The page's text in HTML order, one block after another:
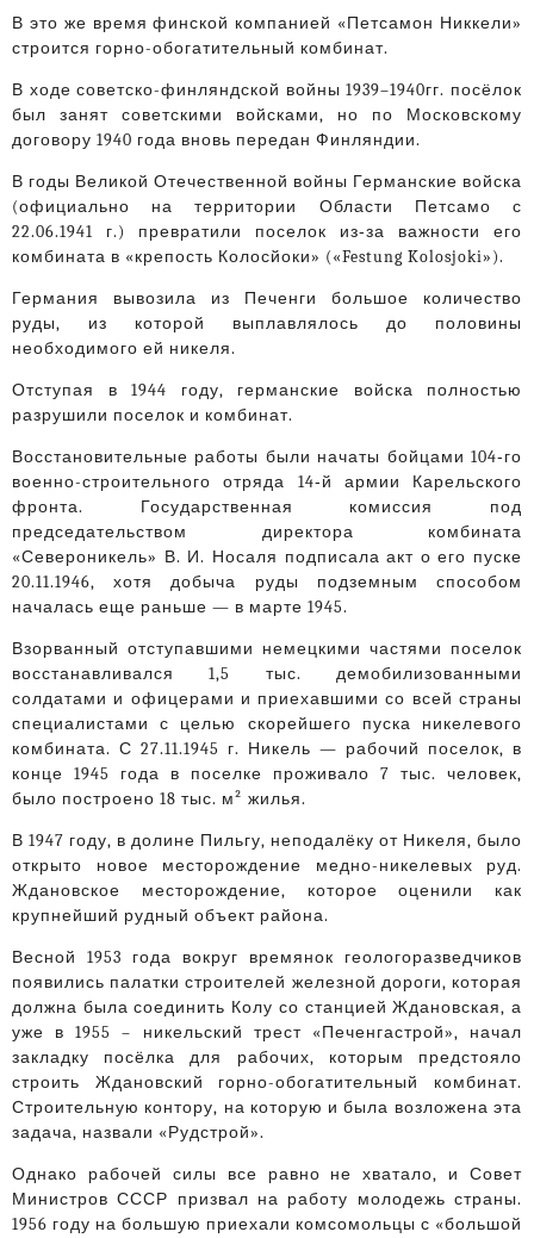
В это же время финской компанией «Петсамон Никкели»
строится горно-обогатительный комбинат.
В ходе советско-финляндской войны 1939–1940гг. посёлок
был занят советскими войсками, но по Московскому
договору 1940 года вновь передан Финляндии.
В годы Великой Отечественной войны Германские войска
(официально на территории Области Петсамо с
22.06.1941 г.) превратили поселок из‑за важности его
комбината в «крепость Колосйоки» («Festung Kolosjoki»).
Германия вывозила из Печенги большое количество
руды, из которой выплавлялось до половины
необходимого ей никеля.
Отступая в 1944 году, германские войска полностью
разрушили поселок и комбинат.
Восстановительные работы были начаты бойцами 104‑го
военно-строительного отряда 14‑й армии Карельского
фронта. Государственная комиссия под
председательством директора комбината
«Североникель» В. И. Носаля подписала акт о его пуске
20.11.1946, хотя добыча руды подземным способом
началась еще раньше — в марте 1945.
Взорванный отступавшими немецкими частями поселок
восстанавливался 1,5 тыс. демобилизованными
солдатами и офицерами и приехавшими со всей страны
специалистами с целью скорейшего пуска никелевого
комбината. С 27.11.1945 г. Никель — рабочий поселок, в
конце 1945 года в поселке проживало 7 тыс. человек,
было построено 18 тыс. м² жилья.
В 1947 году, в долине Пильгу, неподалёку от Никеля, было
открыто новое месторождение медно-никелевых руд.
Ждановское месторождение, которое оценили как
крупнейший рудный объект района.
Весной 1953 года вокруг времянок геологоразведчиков
появились палатки строителей железной дороги, которая
должна была соединить Колу со станцией Ждановская, а
уже в 1955 – никельский трест «Печенгастрой», начал
закладку посёлка для рабочих, которым предстояло
строить Ждановский горно-обогатительный комбинат.
Строительную контору, на которую и была возложена эта
задача, назвали «Рудстрой».
Однако рабочей силы все равно не хватало, и Совет
Министров СССР призвал на работу молодежь страны.
1956 году на большую приехали комсомольцы с «большой